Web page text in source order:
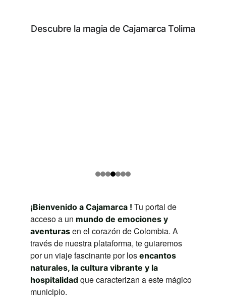
Descubre la magia de Cajamarca Tolima
¡Bienvenido a Cajamarca ! Tu portal de
acceso a un mundo de emociones y
aventuras en el corazón de Colombia. A
través de nuestra plataforma, te guiaremos
por un viaje fascinante por los encantos
naturales, la cultura vibrante y la
hospitalidad que caracterizan a este mágico
municipio.